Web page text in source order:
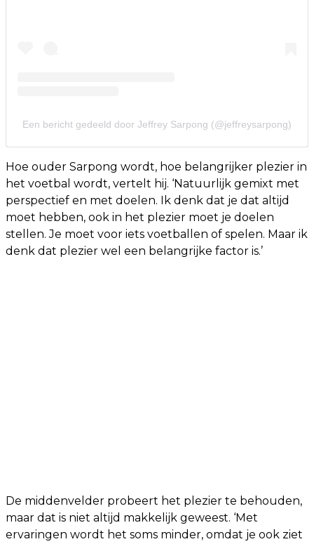
Een bericht gedeeld door Jeffrey Sarpong (@jeffreysarpong)
Hoe ouder Sarpong wordt, hoe belangrijker plezier in
het voetbal wordt, vertelt hij. ‘Natuurlijk gemixt met
perspectief en met doelen. Ik denk dat je dat altijd
moet hebben, ook in het plezier moet je doelen
stellen. Je moet voor iets voetballen of spelen. Maar ik
denk dat plezier wel een belangrijke factor is.’
De middenvelder probeert het plezier te behouden,
maar dat is niet altijd makkelijk geweest. ‘Met
ervaringen wordt het soms minder, omdat je ook ziet